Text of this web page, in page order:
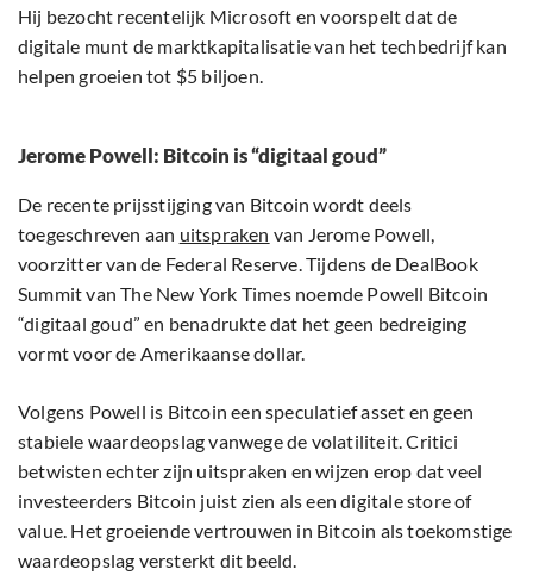
Hij bezocht recentelijk Microsoft en voorspelt dat de
digitale munt de marktkapitalisatie van het techbedrijf kan
helpen groeien tot $5 biljoen.
Jerome Powell: Bitcoin is “digitaal goud”
De recente prijsstijging van Bitcoin wordt deels
toegeschreven aan uitspraken van Jerome Powell,
voorzitter van de Federal Reserve. Tijdens de DealBook
Summit van The New York Times noemde Powell Bitcoin
“digitaal goud” en benadrukte dat het geen bedreiging
vormt voor de Amerikaanse dollar.
Volgens Powell is Bitcoin een speculatief asset en geen
stabiele waardeopslag vanwege de volatiliteit. Critici
betwisten echter zijn uitspraken en wijzen erop dat veel
investeerders Bitcoin juist zien als een digitale store of
value. Het groeiende vertrouwen in Bitcoin als toekomstige
waardeopslag versterkt dit beeld.